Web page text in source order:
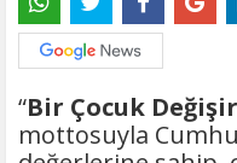
“Bir Çocuk
mottosuyla